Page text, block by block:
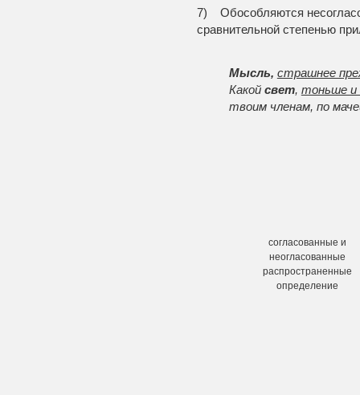
7) Обособляются
сравнительной степенью
Мысль, страшнее
Какойсвет, тоньше и
твоим членам, по
согласованные и
неогласованные
распространенные
определение